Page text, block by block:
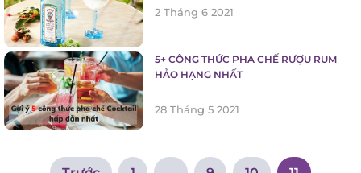
5+ CÔNG THỨC PHA CHẾ RƯỢU RUM
HẢO HẠNG NHẤT
Navigation
Trước 1 … 9 10 11